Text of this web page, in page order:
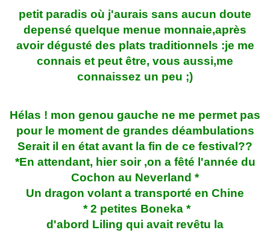
petit paradis où j'aurais sans aucun doute
depensé quelque menue monnaie,après
avoir dégusté des plats traditionnels :je me
connais et peut être, vous aussi,me
connaissez un peu ;)
Hélas ! mon genou gauche ne me permet pas
pour le moment de grandes déambulations
Serait il en état avant la fin de ce festival??
*En attendant, hier soir ,on a fêté l'année du
Cochon au Neverland *
Un dragon volant a transporté en Chine
* 2 petites Boneka *
d'abord Liling qui avait revêtu la